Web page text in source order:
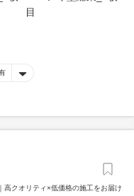
高クオリティ×低価格の施工をお届け